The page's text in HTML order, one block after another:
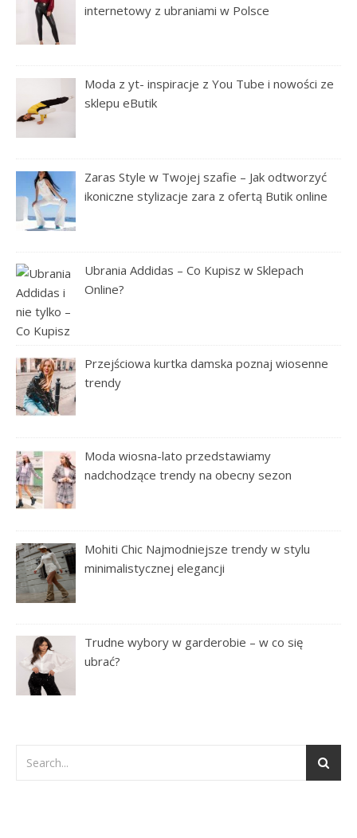
internetowy z ubraniami w Polsce
Moda z yt- inspiracje z You Tube i nowości ze
sklepu eButik
Zaras Style w Twojej szafie – Jak odtworzyć
ikoniczne stylizacje zara z ofertą Butik online
Ubrania Addidas – Co Kupisz w Sklepach
Online?
Przejściowa kurtka damska poznaj wiosenne
trendy
Moda wiosna-lato przedstawiamy
nadchodzące trendy na obecny sezon
Mohiti Chic Najmodniejsze trendy w stylu
minimalistycznej elegancji
Trudne wybory w garderobie – w co się
ubrać?